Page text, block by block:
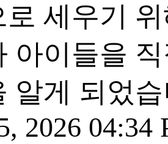
로 세우기
아이들을
알게 되었
2026 04:34